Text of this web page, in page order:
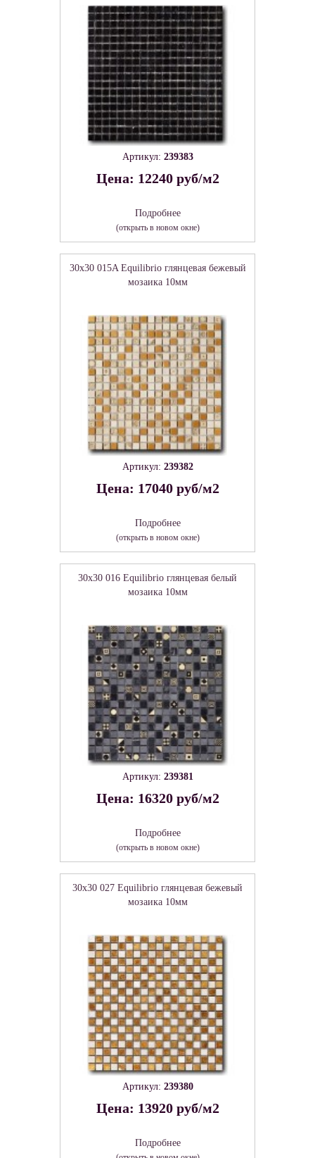
Артикул: 239383
Цена: 12240 руб/м2
Подробнее
(открыть в новом окне)
30x30 015A Equilibrio глянцевая бежевый
мозаика 10мм
Артикул: 239382
Цена: 17040 руб/м2
Подробнее
(открыть в новом окне)
30x30 016 Equilibrio глянцевая белый
мозаика 10мм
Артикул: 239381
Цена: 16320 руб/м2
Подробнее
(открыть в новом окне)
30x30 027 Equilibrio глянцевая бежевый
мозаика 10мм
Артикул: 239380
Цена: 13920 руб/м2
Подробнее